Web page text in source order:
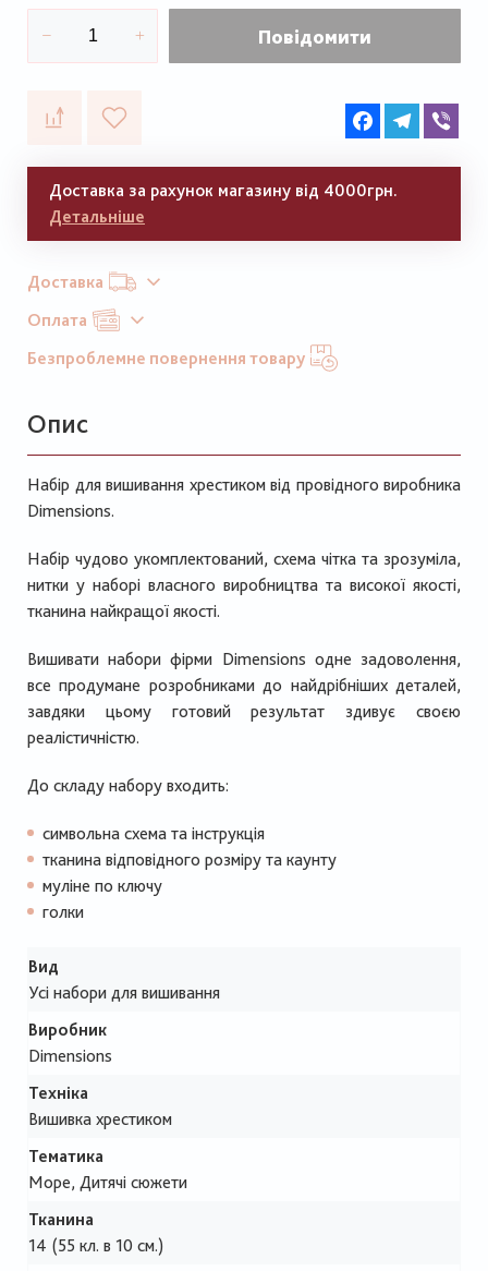
Повідомити
FacebookTelegram
Доставка за рахунок магазину від 4000грн.
Детальніше
Доставка
Оплата
Безпроблемне повернення товару
Опис
Набір для вишивання хрестиком від провідного виробника
Dimensions.
Набір чудово укомплектований, схема чітка та зрозуміла,
нитки у наборі власного виробництва та високої якості,
тканина найкращої якості.
Вишивати набори фірми Dimensions одне задоволення,
все продумане розробниками до найдрібніших деталей,
завдяки цьому готовий результат здивує своєю
реалістичністю.
До складу набору входить:
символьна схема та інструкція
тканина відповідного розміру та каунту
муліне по ключу
голки
Вид
Усі набори для вишивання
Виробник
Dimensions
Техніка
Вишивка хрестиком
Тематика
Море, Дитячі сюжети
Тканина
14 (55 кл. в 10 см.)